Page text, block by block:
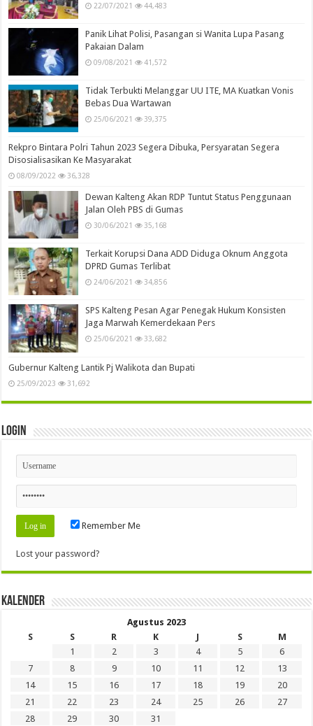
22/07/2021 44,483
Panik Lihat Polisi, Pasangan si Wanita Lupa Pasang
Pakaian Dalam
09/08/2021 41,572
Tidak Terbukti Melanggar UU ITE, MA Kuatkan Vonis
Bebas Dua Wartawan
25/06/2021 39,375
Rekpro Bintara Polri Tahun 2023 Segera Dibuka, Persyaratan Segera
Disosialisasikan Ke Masyarakat
08/09/2022 36,328
Dewan Kalteng Akan RDP Tuntut Status Penggunaan
Jalan Oleh PBS di Gumas
30/06/2021 35,168
Terkait Korupsi Dana ADD Diduga Oknum Anggota
DPRD Gumas Terlibat
24/06/2021 34,856
SPS Kalteng Pesan Agar Penegak Hukum Konsisten
Jaga Marwah Kemerdekaan Pers
25/06/2021 33,682
Gubernur Kalteng Lantik Pj Walikota dan Bupati
25/09/2023 31,692
Login
Remember Me
Lost your password?
Kalender
Agustus 2023
S
S R K J S
M
1
2 3 4 5
6
7
8 9 10 11 12
13
14
15 16 17 18 19
20
21
22 23 24 25 26
27
28
29 30
31